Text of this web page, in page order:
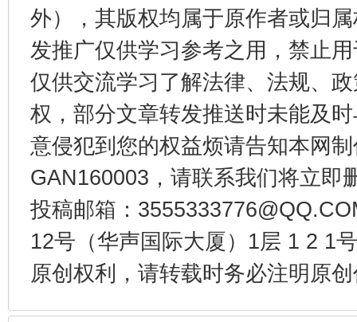
外），其版权均属于原作者或归
发推广仅供学习参考之用，禁止
仅供交流学习了解法律、法规、
权，部分文章转发推送时未能及
意侵犯到您的权益烦请告知本网
GAN160003，请联系我们将立即
投稿邮箱：
12号（华声国际大厦）1层 1 2 1
原创权利，请转载时务必注明原
东山县通报“牛蛙产品抗生素超标问题” 法
千年窑火 生生不息 一